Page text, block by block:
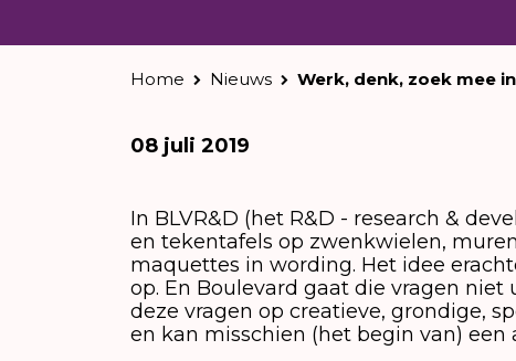
Home Nieuws Werk, denk, zoek mee in
08 juli 2019
In BLVR&D (het R&D - research &
en tekentafels op zwenkwielen,
maquettes in wording. Het idee
op. En Boulevard gaat die vragen niet
deze vragen op creatieve, grondige,
en kan misschien (het begin van)